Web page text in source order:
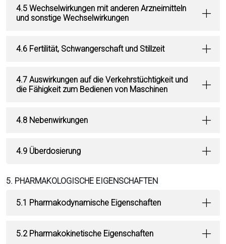
4.5 Wechselwirkungen mit anderen Arzneimitteln
und sonstige Wechselwirkungen
4.6 Fertilität, Schwangerschaft und Stillzeit
4.7 Auswirkungen auf die Verkehrstüchtigkeit und
die Fähigkeit zum Bedienen von Maschinen
4.8 Nebenwirkungen
4.9 Überdosierung
5. PHARMAKOLOGISCHE EIGENSCHAFTEN
5.1 Pharmakodynamische Eigenschaften
5.2 Pharmakokinetische Eigenschaften